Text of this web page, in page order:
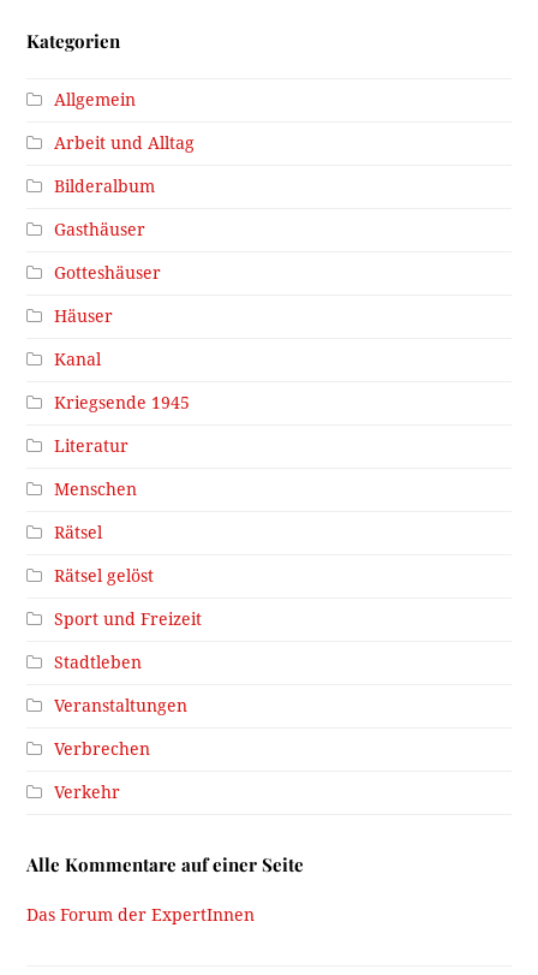
Kategorien
Allgemein
Arbeit und Alltag
Bilderalbum
Gasthäuser
Gotteshäuser
Häuser
Kanal
Kriegsende 1945
Literatur
Menschen
Rätsel
Rätsel gelöst
Sport und Freizeit
Stadtleben
Veranstaltungen
Verbrechen
Verkehr
Alle Kommentare auf einer Seite
Das Forum der ExpertInnen